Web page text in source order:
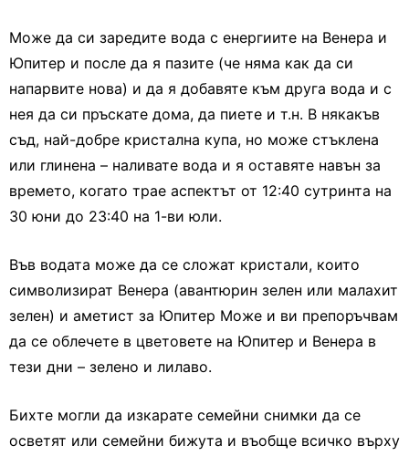
Може да си заредите вода с енергиите на Венера и
Юпитер и после да я пазите (че няма как да си
напарвите нова) и да я добавяте към друга вода и с
нея да си пръскате дома, да пиете и т.н. В някакъв
съд, най-добре кристална купа, но може стъклена
или глинена – наливате вода и я оставяте навън за
времето, когато трае аспектът от 12:40 сутринта на
30 юни до 23:40 на 1-ви юли.
Във водата може да се сложат кристали, които
символизират Венера (авантюрин зелен или малахит
зелен) и аметист за Юпитер Може и ви препоръчвам
да се облечете в цветовете на Юпитер и Венера в
тези дни – зелено и лилаво.
Бихте могли да изкарате семейни снимки да се
осветят или семейни бижута и въобще всичко върху